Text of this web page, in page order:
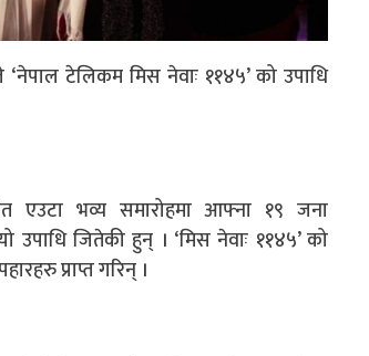
टेलिकम मिस नेवाः ११४५’ को उपाधि
एउटा भव्य समारोहमा आफ्ना १९ जना
उपाधि जितेकी हुन् । ‘मिस नेवाः ११४५’ को
प्राप्त गरिन् ।